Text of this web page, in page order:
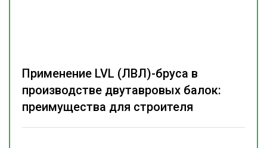
Применение LVL (ЛВЛ)-бруса в
производстве двутавровых балок:
преимущества для строителя